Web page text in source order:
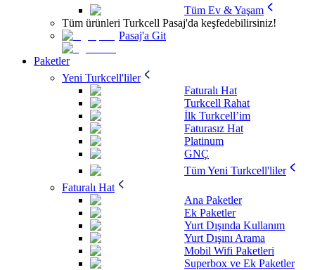
Tüm Ev & Yaşam
Tüm ürünleri Turkcell Pasaj'da keşfedebilirsiniz!
Pasaj'a Git
Paketler
Yeni Turkcell'liler
Faturalı Hat
Turkcell Rahat
İlk Turkcell’im
Faturasız Hat
Platinum
GNÇ
Tüm Yeni Turkcell'liler
Faturalı Hat
Ana Paketler
Ek Paketler
Yurt Dışında Kullanım
Yurt Dışını Arama
Mobil Wifi Paketleri
Superbox ve Ek Paketler